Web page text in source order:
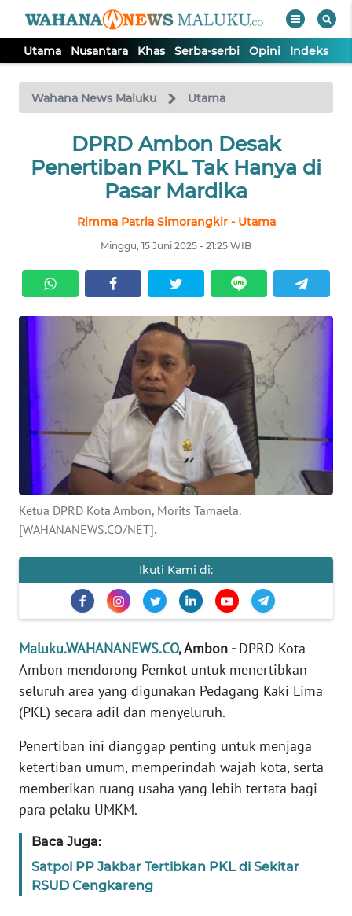
Utama Nusantara Khas Serba-serbi Opini Indeks
Wahana News Maluku Utama
DPRD Ambon Desak
Penertiban PKL Tak Hanya di
Pasar Mardika
Rimma Patria Simorangkir - Utama
Minggu, 15 Juni 2025 - 21:25 WIB
Ketua DPRD Kota Ambon, Morits Tamaela.
[WAHANANEWS.CO/NET].
Ikuti Kami di:
Maluku.WAHANANEWS.CO, Ambon -DPRD Kota
Ambon mendorong Pemkot untuk menertibkan
seluruh area yang digunakan Pedagang Kaki Lima
(PKL) secara adil dan menyeluruh.
Penertiban ini dianggap penting untuk menjaga
ketertiban umum, memperindah wajah kota, serta
memberikan ruang usaha yang lebih tertata bagi
para pelaku UMKM.
Baca Juga:
Satpol PP Jakbar Tertibkan PKL di Sekitar
RSUD Cengkareng
TV
Tutup
SERBA-
SERBI
INDEKS
BERITA
KONTAK
INFO
TENTANG
PEDOMAN
SIBER
REDAKSI
KARIR
DISCLAIMER
Wahana
Regional